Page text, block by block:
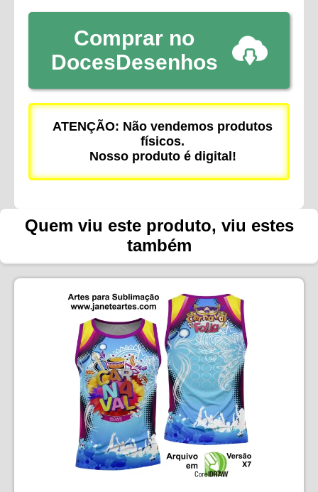
Comprar no
DocesDesenhos
ATENÇÃO: Não vendemos produtos
físicos.
Nosso produto é digital!
Quem viu este produto, viu estes
também